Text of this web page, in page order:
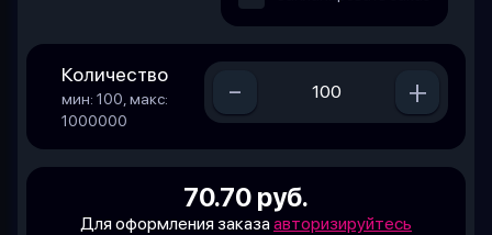
Количество
мин: 100, макс:
1000000
- +
70.70 руб.
Для оформления заказаавторизируйтесь